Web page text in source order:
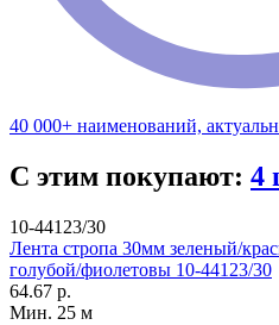
40 000+ наименований,
С этим покупают: 4
10-44123/30
Лента стропа 30мм зеленый/
голубой/фиолетовы 10-44123/30
64.67 р.
Мин. 25 м